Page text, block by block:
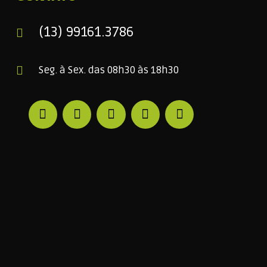
(13) 99161.3786
Seg. à Sex. das 08h30 às 18h30